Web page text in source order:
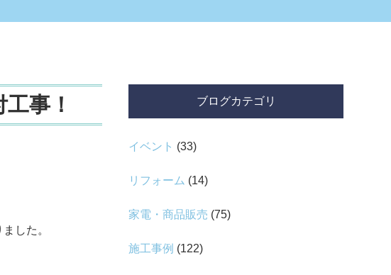
事！
した。
ブログカテゴリ
イベント (33)
リフォーム (14)
家電・商品販売 (75)
施工事例 (122)